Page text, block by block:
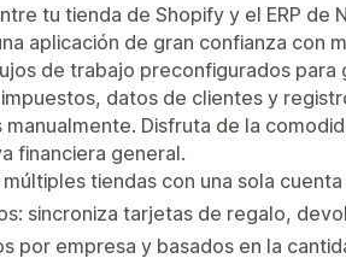
tu tienda de Shopify y el ERP de
aplicación de gran confianza con
de trabajo preconfigurados para
datos de clientes y
Disfruta de la
financiera general.
tiendas con una sola
sincroniza tarjetas de regalo,
por empresa y basados en la